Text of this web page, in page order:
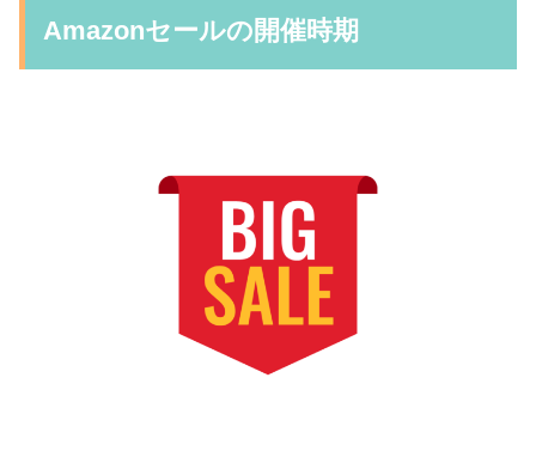
Amazonセールの開催時期